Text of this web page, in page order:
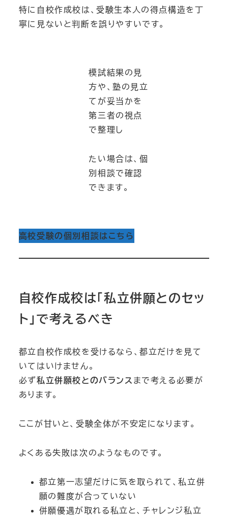
特に自校作成校は、受験生本人の得点構造を丁
寧に見ないと判断を誤りやすいです。
模試結果の見
方や、塾の見立
てが妥当かを
第三者の視点
で整理し
たい場合は、個
別相談で確認
できます。
高校受験の個別相談はこちら
自校作成校は「私立併願とのセッ
ト」で考えるべき
都立自校作成校を受けるなら、都立だけを見て
いてはいけません。
必ず私立併願校とのバランス まで考える必要が
あります。
ここが甘いと、受験全体が不安定になります。
よくある失敗は次のようなものです。
都立第一志望だけに気を取られて、私立併
願の難度が合っていない
併願優遇が取れる私立と、チャレンジ私立